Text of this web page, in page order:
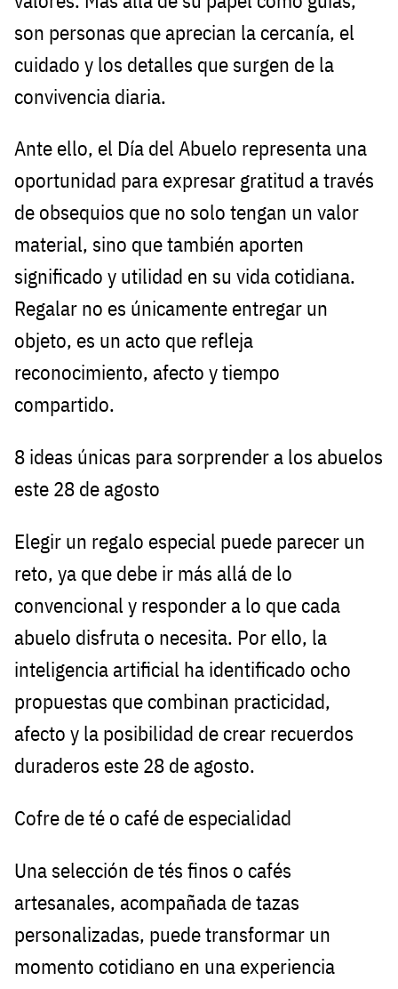
son personas que aprecian la cercanía, el
cuidado y los detalles que surgen de la
convivencia diaria.
Ante ello, el Día del Abuelo representa una
oportunidad para expresar gratitud a través
de obsequios que no solo tengan un valor
material, sino que también aporten
significado y utilidad en su vida cotidiana.
Regalar no es únicamente entregar un
objeto, es un acto que refleja
reconocimiento, afecto y tiempo
compartido.
8 ideas únicas para sorprender a los abuelos
este 28 de agosto
Elegir un regalo especial puede parecer un
reto, ya que debe ir más allá de lo
convencional y responder a lo que cada
abuelo disfruta o necesita. Por ello, la
inteligencia artificial ha identificado ocho
propuestas que combinan practicidad,
afecto y la posibilidad de crear recuerdos
duraderos este 28 de agosto.
Cofre de té o café de especialidad
Una selección de tés finos o cafés
artesanales, acompañada de tazas
personalizadas, puede transformar un
momento cotidiano en una experiencia